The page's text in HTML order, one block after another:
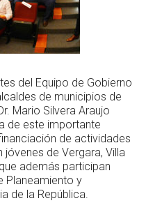
del Equipo de Gobierno
de municipios de
Mario Silvera Araujo
de este importante
de actividades
de Vergara, Villa
además participan
Planeamiento y
de la República.